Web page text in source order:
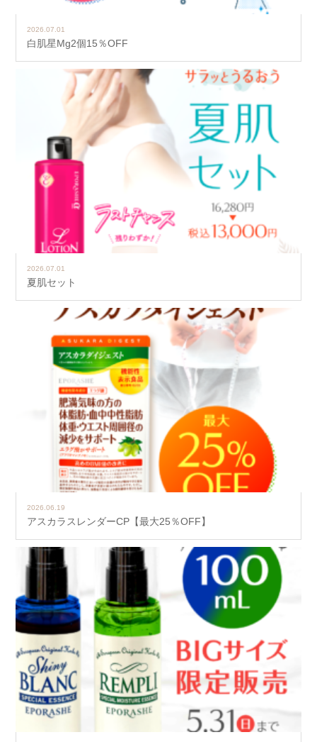
2026.07.01
白肌星Mg2個15％OFF
2026.07.01
夏肌セット
2026.06.19
アスカラスレンダーCP【最大25％OFF】